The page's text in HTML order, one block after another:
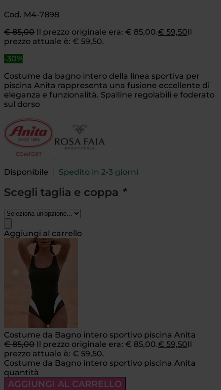
Cod. M4-7898
€85,00 Il prezzo originale era: € 85,00.€ 59,50Il
prezzo attuale è: € 59,50.
-30%
Costume da bagno intero della linea sportiva per
piscina Anita rappresenta una fusione eccellente di
eleganza e funzionalità. Spalline regolabili e foderato
sul dorso
Disponibile Spedito in 2-3 giorni
Scegli taglia e coppa *
Aggiungi al carrello
Costume da Bagno intero sportivo piscina Anita
€85,00 Il prezzo originale era: € 85,00.€ 59,50Il
prezzo attuale è: € 59,50.
Costume da Bagno intero sportivo piscina Anita
quantità
AGGIUNGI AL CARRELLO